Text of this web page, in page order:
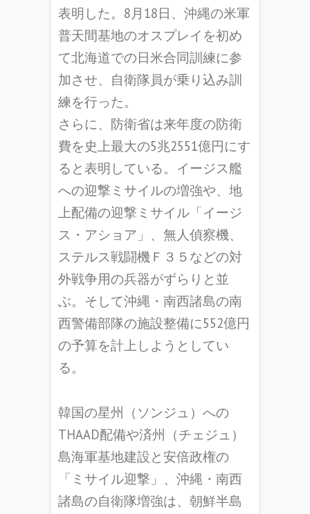
表明した。8月18日、沖縄の米軍
普天間基地のオスプレイを初め
て北海道での日米合同訓練に参
加させ、自衛隊員が乗り込み訓
練を行った。
さらに、防衛省は来年度の防衛
費を史上最大の5兆2551億円にす
ると表明している。イージス艦
への迎撃ミサイルの増強や、地
上配備の迎撃ミサイル「イージ
ス・アショア」、無人偵察機、
ステルス戦闘機Ｆ３５などの対
外戦争用の兵器がずらりと並
ぶ。そして沖縄・南西諸島の南
西警備部隊の施設整備に552億円
の予算を計上しようとしてい
る。
韓国の星州（ソンジュ）への
THAAD配備や済州（チェジュ）
島海軍基地建設と安倍政権の
「ミサイル迎撃」、沖縄・南西
諸島の自衛隊増強は、朝鮮半島